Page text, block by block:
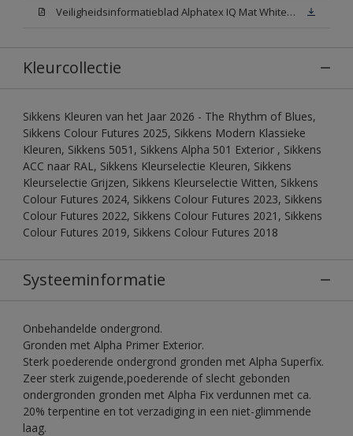
Veiligheidsinformatieblad Alphatex IQ Mat White W05 (MSDS)
Kleurcollectie
Sikkens Kleuren van het Jaar 2026 - The Rhythm of Blues,
Sikkens Colour Futures 2025, Sikkens Modern Klassieke
Kleuren, Sikkens 5051, Sikkens Alpha 501 Exterior , Sikkens
ACC naar RAL, Sikkens Kleurselectie Kleuren, Sikkens
Kleurselectie Grijzen, Sikkens Kleurselectie Witten, Sikkens
Colour Futures 2024, Sikkens Colour Futures 2023, Sikkens
Colour Futures 2022, Sikkens Colour Futures 2021, Sikkens
Colour Futures 2019, Sikkens Colour Futures 2018
Systeeminformatie
Onbehandelde ondergrond.
Gronden met Alpha Primer Exterior.
Sterk poederende ondergrond gronden met Alpha Superfix.
Zeer sterk zuigende,poederende of slecht gebonden
ondergronden gronden met Alpha Fix verdunnen met ca.
20% terpentine en tot verzadiging in een niet-glimmende
laag.